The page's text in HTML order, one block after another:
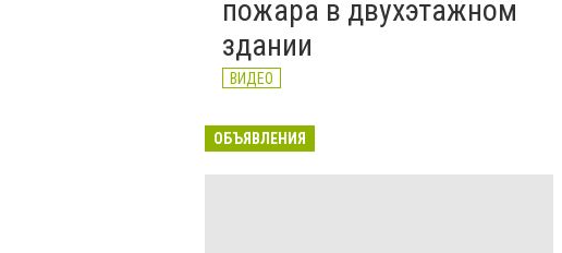
пожара в двухэтажном
здании
ВИДЕО
ОБЪЯВЛЕНИЯ